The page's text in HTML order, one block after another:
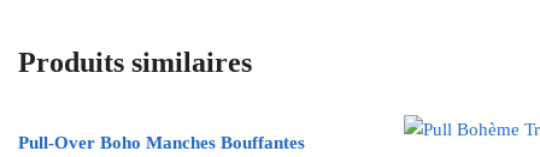
Produits similaires
Pull-Over Boho Manches Bouffantes